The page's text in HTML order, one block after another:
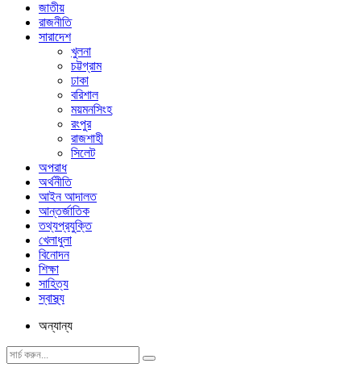
জাতীয়
রাজনীতি
সারাদেশ
খুলনা
চট্টগ্রাম
ঢাকা
বরিশাল
ময়মনসিংহ
রংপুর
রাজশাহী
সিলেট
অপরাধ
অর্থনীতি
আইন আদালত
আন্তর্জাতিক
তথ্যপ্রযুক্তি
খেলাধুলা
বিনোদন
শিক্ষা
সাহিত্য
স্বাস্থ্য
অন্যান্য